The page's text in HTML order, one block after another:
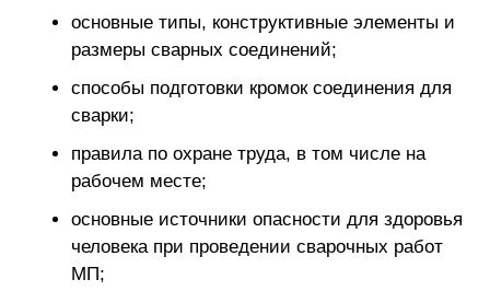
основные типы, конструктивные элементы и
размеры сварных соединений;
способы подготовки кромок соединения для
сварки;
правила по охране труда, в том числе на
рабочем месте;
основные источники опасности для здоровья
человека при проведении сварочных работ
МП;